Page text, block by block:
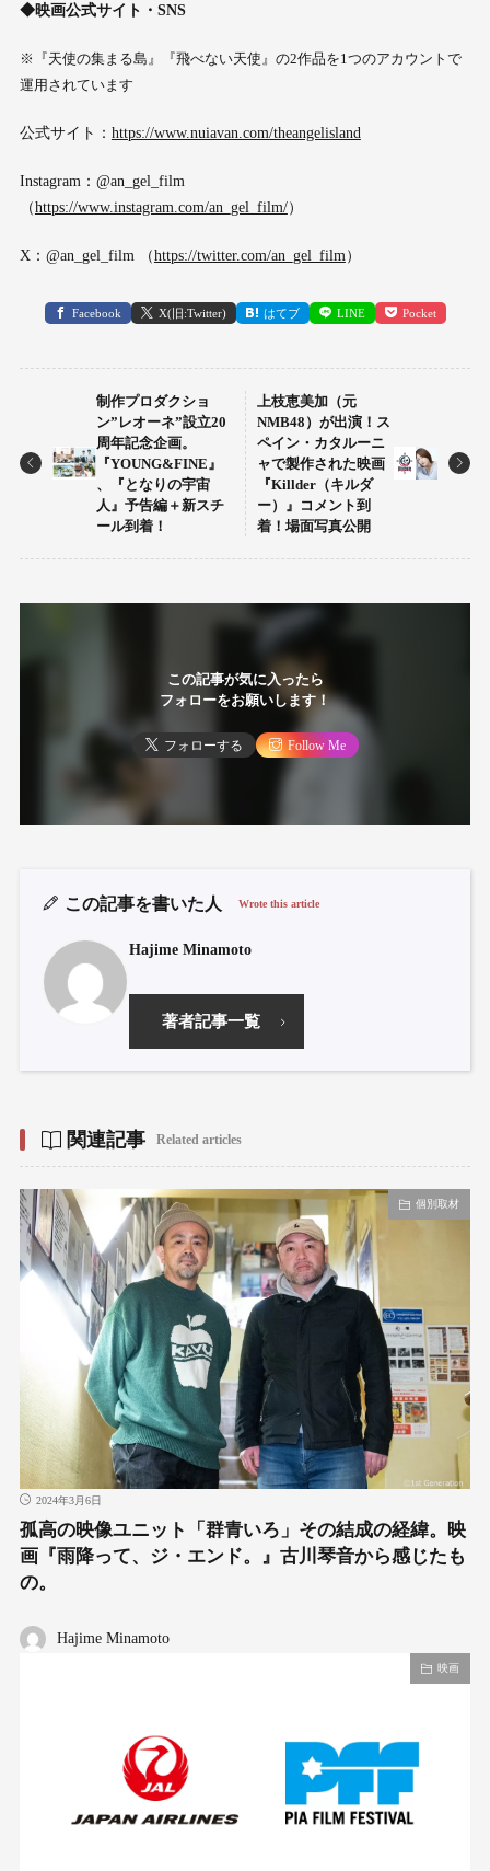
◆映画公式サイト・SNS
※『天使の集まる島』『飛べない天使』の2作品を1つのアカウントで
運用されています
公式サイト： https://www.nuiavan.com/theangelisland
Instagram：@an_gel_film
（https://www.instagram.com/an_gel_film/）
X：@an_gel_film （https://twitter.com/an_gel_film ）
Facebook X(旧:Twitter) はてブ LINE Pocket
制作プロダクショ
ン”レオーネ”設立20
周年記念企画。
『YOUNG&FINE』
、『となりの宇宙
人』予告編＋新スチ
ール到着！
上枝恵美加（元
NMB48）が出演！ス
ペイン・カタルーニ
ャで製作された映画
『Killder（キルダ
ー）』コメント到
着！場面写真公開
この記事が気に入ったら
フォローをお願いします！
フォローする Follow Me
この記事を書いた人 Wrote this article
Hajime Minamoto
著者記事一覧
関連記事 Related articles
個別取材
2024年3月6日
孤高の映像ユニット「群青いろ」その結成の経緯。映
画『雨降って、ジ・エンド。』古川琴音から感じたも
の。
Hajime Minamoto
映画